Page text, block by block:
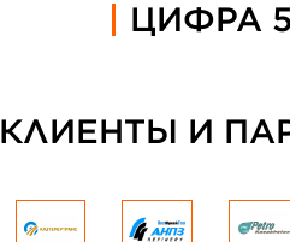
ЦИФРА 5
КЛИЕНТЫ И